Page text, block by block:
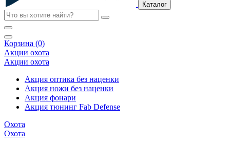
Каталог
Корзина (0)
Акции охота
Акции охота
Акция оптика без наценки
Акция ножи без наценки
Акция фонари
Акция тюнинг Fab Defense
Охота
Охота